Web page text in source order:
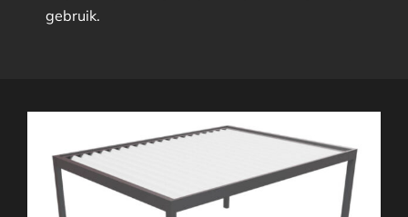
gebruik.